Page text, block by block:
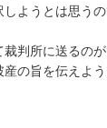
ようとは思う
判所に送るの
産の旨を伝えよ